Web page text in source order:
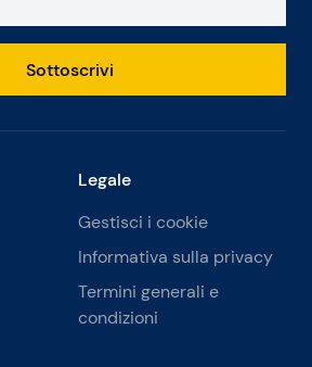
Sottoscrivi
Legale
Gestisci i cookie
Informativa sulla privacy
Termini generali e
condizioni